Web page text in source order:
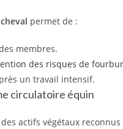
permet de :
membres.
des risques de
un travail intensif.
circulatoire équin
actifs végétaux